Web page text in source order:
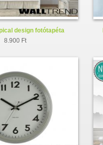
design fotótapéta
8.900 Ft